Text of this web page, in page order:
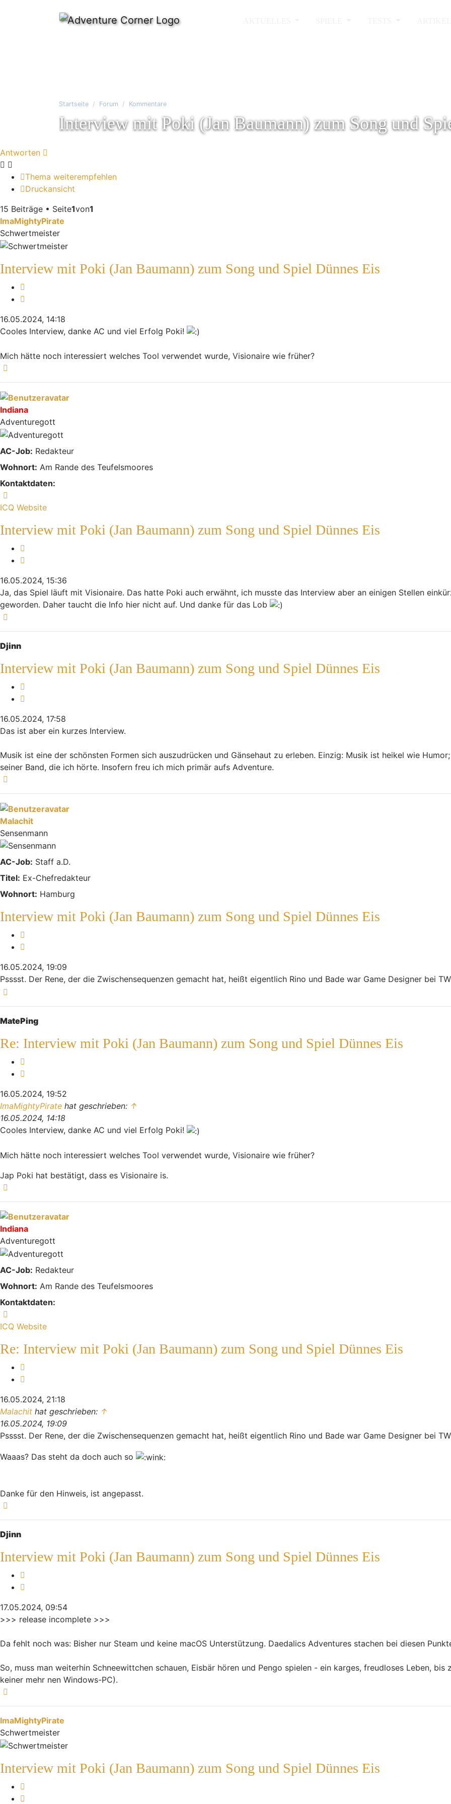
Startseite Forum Kommentare
Interview mit Poki (Jan Baumann) zum Song und
Antworten
Thema weiterempfehlen
Druckansicht
15 Beiträge • Seite1von1
ImaMightyPirate
Schwertmeister
Interview mit Poki (Jan Baumann) zum Song und Spiel Dünnes Eis
16.05.2024, 14:18
Cooles Interview, danke AC und viel Erfolg Poki!
Mich hätte noch interessiert welches Tool verwendet wurde, Visionaire wie früher?
Indiana
Adventuregott
AC-Job: Redakteur
Wohnort: Am Rande des Teufelsmoores
Kontaktdaten:
ICQ Website
Interview mit Poki (Jan Baumann) zum Song und Spiel Dünnes Eis
16.05.2024, 15:36
Ja, das Spiel läuft mit Visionaire. Das hatte Poki auch erwähnt, ich musste das Interview aber an einigen Stellen
geworden. Daher taucht die Info hier nicht auf. Und danke für das Lob
Djinn
Interview mit Poki (Jan Baumann) zum Song und Spiel Dünnes Eis
16.05.2024, 17:58
Das ist aber ein kurzes Interview.
Musik ist eine der schönsten Formen sich auszudrücken und Gänsehaut zu erleben. Einzig: Musik ist heikel wie
seiner Band, die ich hörte. Insofern freu ich mich primär aufs Adventure.
Malachit
Sensenmann
AC-Job: Staff a.D.
Titel: Ex-Chefredakteur
Wohnort: Hamburg
Interview mit Poki (Jan Baumann) zum Song und Spiel Dünnes Eis
16.05.2024, 19:09
Psssst. Der Rene, der die Zwischensequenzen gemacht hat, heißt eigentlich Rino und Bade war Game Designer bei
MatePing
Re: Interview mit Poki (Jan Baumann) zum Song und Spiel Dünnes Eis
16.05.2024, 19:52
ImaMightyPirate hat geschrieben: ↑
16.05.2024, 14:18
Cooles Interview, danke AC und viel Erfolg Poki!
Mich hätte noch interessiert welches Tool verwendet wurde, Visionaire wie früher?
Jap Poki hat bestätigt, dass es Visionaire is.
Indiana
Adventuregott
AC-Job: Redakteur
Wohnort: Am Rande des Teufelsmoores
Kontaktdaten:
ICQ Website
Re: Interview mit Poki (Jan Baumann) zum Song und Spiel Dünnes Eis
16.05.2024, 21:18
Malachit hat geschrieben: ↑
16.05.2024, 19:09
Psssst. Der Rene, der die Zwischensequenzen gemacht hat, heißt eigentlich Rino und Bade war Game Designer bei
Waaas? Das steht da doch auch so
Danke für den Hinweis, ist angepasst.
Djinn
Interview mit Poki (Jan Baumann) zum Song und Spiel Dünnes Eis
17.05.2024, 09:54
>>> release incomplete >>>
Da fehlt noch was: Bisher nur Steam und keine macOS Unterstützung. Daedalics Adventures stachen bei diesen
So, muss man weiterhin Schneewittchen schauen, Eisbär hören und Pengo spielen - ein karges, freudloses Leben,
keiner mehr nen Windows-PC).
ImaMightyPirate
Schwertmeister
Interview mit Poki (Jan Baumann) zum Song und Spiel Dünnes Eis